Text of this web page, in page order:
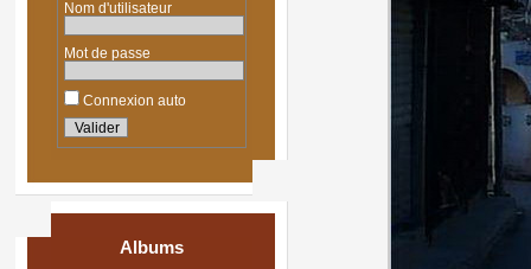
Nom d'utilisateur
Mot de passe
Connexion auto
Albums